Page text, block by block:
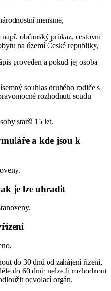
menšině,
občanský průkaz, cestovní
na území České republiky,
proveden a pokud jej osoba
souhlas druhého rodiče s
rozhodnutí soudu
starší 15 let.
a kde jsou k
je lze uhradit
do 30 dnů od zahájení řízení,
do 60 dnů; nelze-li rozhodnout
odvolací orgán.